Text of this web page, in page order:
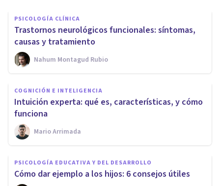
PSICOLOGÍA CLÍNICA
Trastornos neurológicos funcionales: síntomas,
causas y tratamiento
Nahum Montagud Rubio
COGNICIÓN E INTELIGENCIA
Intuición experta: qué es, características, y cómo
funciona
Mario Arrimada
PSICOLOGÍA EDUCATIVA Y DEL DESARROLLO
Cómo dar ejemplo a los hijos: 6 consejos útiles